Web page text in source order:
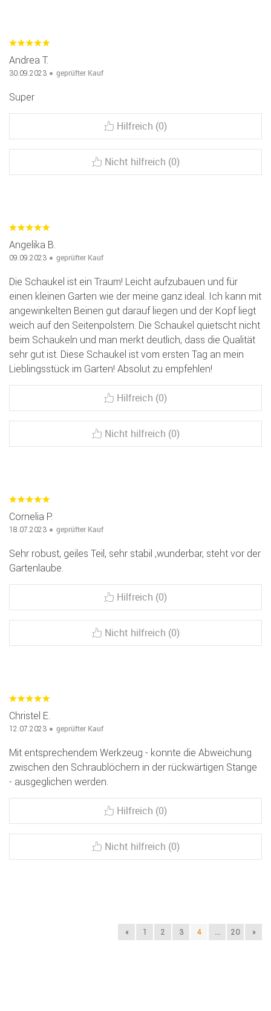
Andrea T.
30.09.2023 geprüfter Kauf
Super
Hilfreich (0)
Nicht hilfreich (0)
Angelika B.
09.09.2023 geprüfter Kauf
Die Schaukel ist ein Traum! Leicht aufzubauen und für
einen kleinen Garten wie der meine ganz ideal. Ich kann mit
angewinkelten Beinen gut darauf liegen und der Kopf liegt
weich auf den Seitenpolstern. Die Schaukel quietscht nicht
beim Schaukeln und man merkt deutlich, dass die Qualität
sehr gut ist. Diese Schaukel ist vom ersten Tag an mein
Lieblingsstück im Garten! Absolut zu empfehlen!
Hilfreich (0)
Nicht hilfreich (0)
Cornelia P.
18.07.2023 geprüfter Kauf
Sehr robust, geiles Teil, sehr stabil ,wunderbar, steht vor der
Gartenlaube.
Hilfreich (0)
Nicht hilfreich (0)
Christel E.
12.07.2023 geprüfter Kauf
Mit entsprechendem Werkzeug - konnte die Abweichung
zwischen den Schraublöchern in der rückwärtigen Stange
- ausgeglichen werden.
Hilfreich (0)
Nicht hilfreich (0)
« 1 2 3 4 ... 20 »